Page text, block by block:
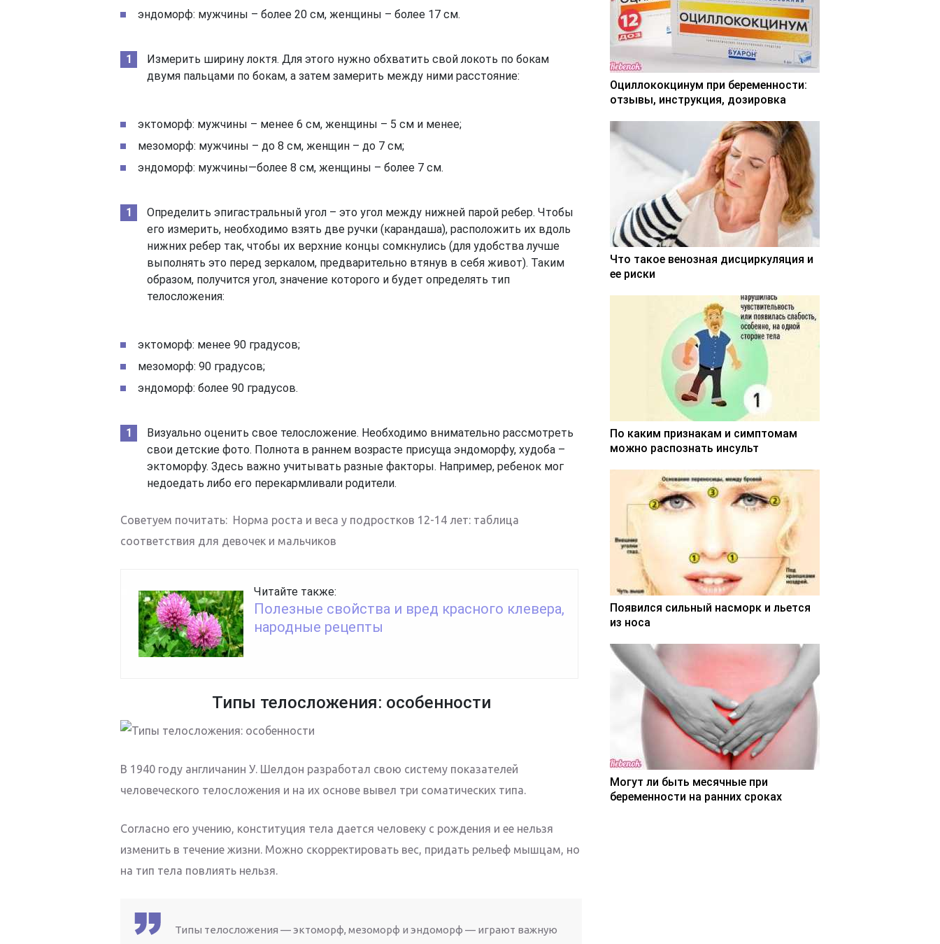
эндоморф: мужчины – более 20 см, женщины – более 17 см.
Измерить ширину локтя. Для этого нужно обхватить свой локоть по бокам
двумя пальцами по бокам, а затем замерить между ними расстояние:
эктоморф: мужчины – менее 6 см, женщины – 5 см и менее;
мезоморф: мужчины – до 8 см, женщин – до 7 см;
эндоморф: мужчины—более 8 см, женщины – более 7 см.
Определить эпигастральный угол – это угол между нижней парой ребер. Чтобы
его измерить, необходимо взять две ручки (карандаша), расположить их вдоль
нижних ребер так, чтобы их верхние концы сомкнулись (для удобства лучше
выполнять это перед зеркалом, предварительно втянув в себя живот). Таким
образом, получится угол, значение которого и будет определять тип
телосложения:
эктоморф: менее 90 градусов;
мезоморф: 90 градусов;
эндоморф: более 90 градусов.
Визуально оценить свое телосложение. Необходимо внимательно рассмотреть
свои детские фото. Полнота в раннем возрасте присуща эндоморфу, худоба –
эктоморфу. Здесь важно учитывать разные факторы. Например, ребенок мог
недоедать либо его перекармливали родители.
Советуем почитать: Норма роста и веса у подростков 12-14 лет: таблица
соответствия для девочек и мальчиков
Читайте также:
Полезные свойства и вред красного клевера,
народные рецепты
Типы телосложения: особенности
В 1940 году англичанин У. Шелдон разработал свою систему показателей
человеческого телосложения и на их основе вывел три соматических типа.
Согласно его учению, конституция тела дается человеку с рождения и ее нельзя
изменить в течение жизни. Можно скорректировать вес, придать рельеф мышцам, но
на тип тела повлиять нельзя.
Типы телосложения — эктоморф, мезоморф и эндоморф — играют важную
Оциллококцинум при беременности:
отзывы, инструкция, дозировка
Что такое венозная дисциркуляция и
ее риски
По каким признакам и симптомам
можно распознать инсульт
Появился сильный насморк и льется
из носа
Могут ли быть месячные при
беременности на ранних сроках